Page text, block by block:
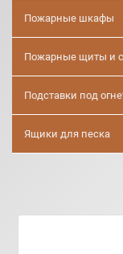
Пожарные шкафы
Пожарные щиты и
Подставки под
Ящики для песка